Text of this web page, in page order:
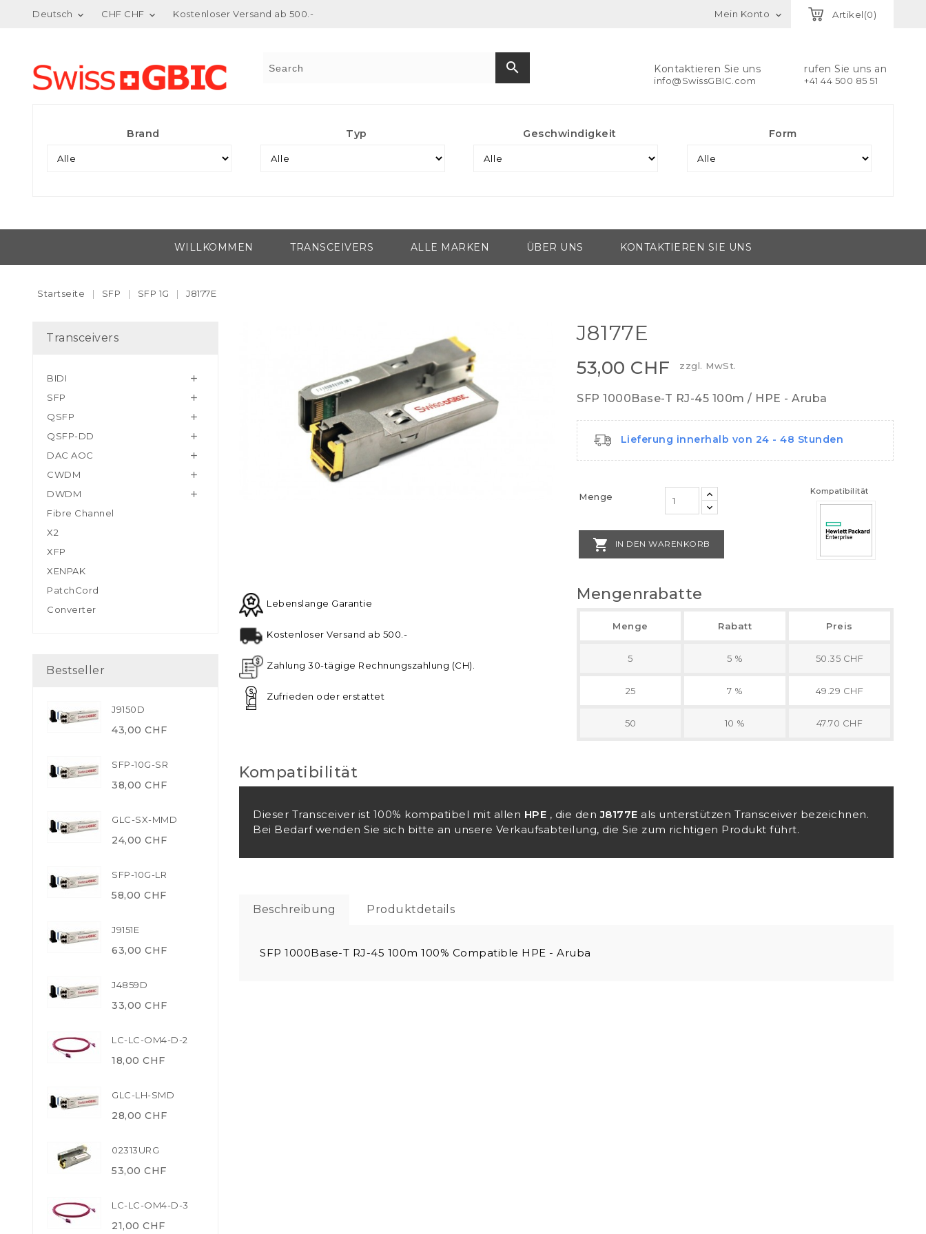
Deutsch  CHF CHF  Kostenloser Versand ab 500.- Artikel(0)
Mein Konto 
search Kontaktieren Sie uns
info@SwissGBIC.com
rufen Sie uns an
+41 44 500 85 51
Brand Typ Geschwindigkeit Form
WILLKOMMEN TRANSCEIVERS ALLE MARKEN ÜBER UNS KONTAKTIEREN SIE UNS
Startseite SFP SFP 1G J8177E
Transceivers
BIDI 
SFP 
QSFP 
QSFP-DD 
DAC AOC 
CWDM 
DWDM 
Fibre Channel
X2
XFP
XENPAK
PatchCord
Converter
Bestseller
J9150D
43,00 CHF
SFP-10G-SR
38,00 CHF
GLC-SX-MMD
24,00 CHF
SFP-10G-LR
58,00 CHF
J9151E
63,00 CHF
J4859D
33,00 CHF
LC-LC-OM4-D-2
18,00 CHF
GLC-LH-SMD
28,00 CHF
02313URG
53,00 CHF
LC-LC-OM4-D-3
21,00 CHF
J8177E
53,00 CHF zzgl. MwSt.
SFP 1000Base-T RJ-45 100m / HPE - Aruba
Lieferung innerhalb von 24 - 48 Stunden
Menge
 IN DEN WARENKORB
Kompatibilität
Lebenslange Garantie
Kostenloser Versand ab 500.-
Zahlung 30-tägige Rechnungszahlung (CH).
Zufrieden oder erstattet
Mengenrabatte
Menge Rabatt Preis
5 5 % 50.35 CHF
25 7 % 49.29 CHF
50 10 % 47.70 CHF
Kompatibilität
Dieser Transceiver ist 100% kompatibel mit allen HPE , die denJ8177E als unterstützen Transceiver bezeichnen.
Bei Bedarf wenden Sie sich bitte an unsere Verkaufsabteilung, die Sie zum richtigen Produkt führt.
Beschreibung Produktdetails
SFP 1000Base-T RJ-45 100m 100% Compatible HPE - Aruba